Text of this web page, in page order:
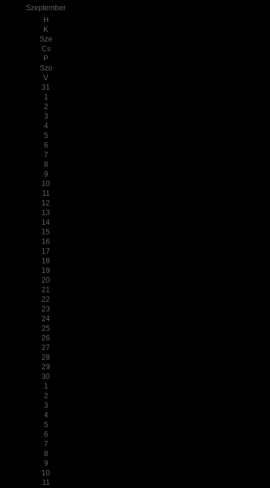
Szeptember
H
K
Sze
Cs
P
Szo
V
31
1
2
3
4
5
6
7
8
9
10
11
12
13
14
15
16
17
18
19
20
21
22
23
24
25
26
27
28
29
30
1
2
3
4
5
6
7
8
9
10
11